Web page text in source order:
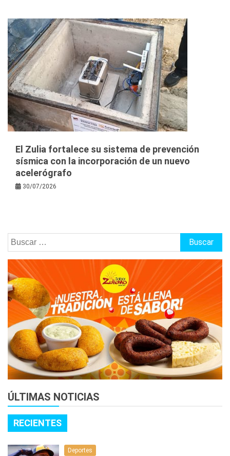
El Zulia fortalece su sistema de prevención
sísmica con la incorporación de un nuevo
acelerógrafo
30/07/2026
Buscar:
ÚLTIMAS NOTICIAS
RECIENTES
Deportes